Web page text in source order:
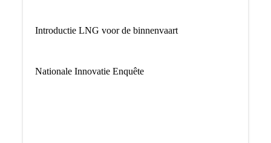
Introductie LNG voor de binnenvaart
Nationale Innovatie Enquête